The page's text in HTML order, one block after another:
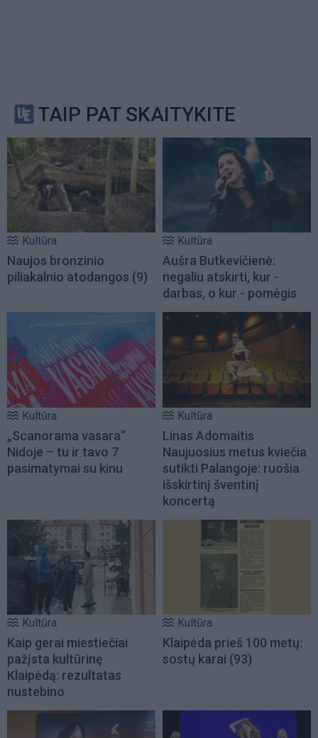
TAIP PAT SKAITYKITE
Kultūra
Naujos bronzinio
piliakalnio atodangos (9)
Kultūra
Aušra Butkevičienė:
negaliu atskirti, kur -
darbas, o kur - pomėgis
Kultūra
„Scanorama vasara“
Nidoje – tu ir tavo 7
pasimatymai su kinu
Kultūra
Linas Adomaitis
Naujuosius metus kviečia
sutikti Palangoje: ruošia
išskirtinį šventinį
koncertą
Kultūra
Kaip gerai miestiečiai
pažįsta kultūrinę
Klaipėdą: rezultatas
nustebino
Kultūra
Klaipėda prieš 100 metų:
sostų karai (93)